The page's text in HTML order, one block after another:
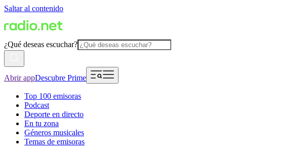
Saltar al contenido
¿Qué deseas escuchar?
Abrir appDescubre Prime
Top 100 emisoras
Podcast
Deporte en directo
En tu zona
Géneros musicales
Temas de emisoras